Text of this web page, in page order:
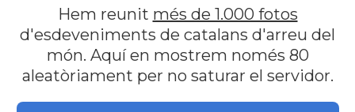
Hem reunit més de 1.000 fotos
d'esdeveniments de catalans d'arreu del
món. Aquí en mostrem només 80
aleatòriament per no saturar el servidor.